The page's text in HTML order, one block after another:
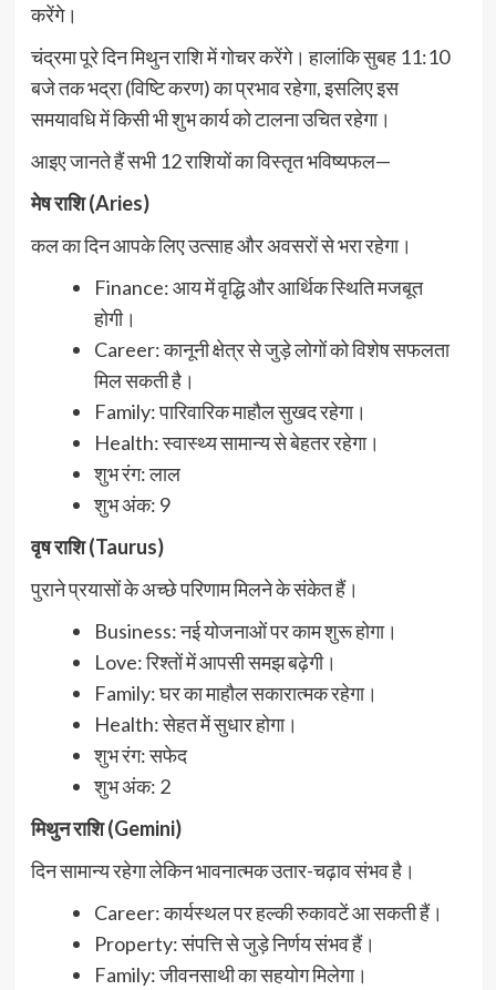
करेंगे।
चंद्रमा पूरे दिन मिथुन राशि में गोचर करेंगे। हालांकि सुबह 11:10
बजे तक भद्रा (विष्टि करण) का प्रभाव रहेगा, इसलिए इस
समयावधि में किसी भी शुभ कार्य को टालना उचित रहेगा।
आइए जानते हैं सभी 12 राशियों का विस्तृत भविष्यफल—
मेष राशि (Aries)
कल का दिन आपके लिए उत्साह और अवसरों से भरा रहेगा।
Finance: आय में वृद्धि और आर्थिक स्थिति मजबूत
होगी।
Career: कानूनी क्षेत्र से जुड़े लोगों को विशेष सफलता
मिल सकती है।
Family: पारिवारिक माहौल सुखद रहेगा।
Health: स्वास्थ्य सामान्य से बेहतर रहेगा।
शुभ रंग: लाल
शुभ अंक: 9
वृष राशि (Taurus)
पुराने प्रयासों के अच्छे परिणाम मिलने के संकेत हैं।
Business: नई योजनाओं पर काम शुरू होगा।
Love: रिश्तों में आपसी समझ बढ़ेगी।
Family: घर का माहौल सकारात्मक रहेगा।
Health: सेहत में सुधार होगा।
शुभ रंग: सफेद
शुभ अंक: 2
मिथुन राशि (Gemini)
दिन सामान्य रहेगा लेकिन भावनात्मक उतार-चढ़ाव संभव है।
Career: कार्यस्थल पर हल्की रुकावटें आ सकती हैं।
Property: संपत्ति से जुड़े निर्णय संभव हैं।
Family: जीवनसाथी का सहयोग मिलेगा।